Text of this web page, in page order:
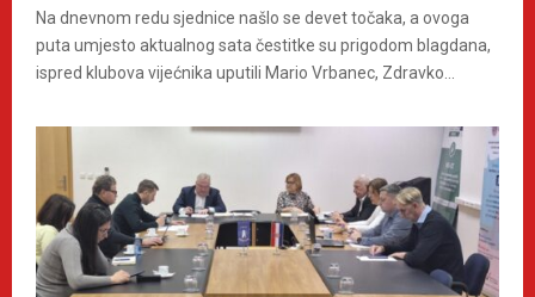
Na dnevnom redu sjednice našlo se devet točaka, a ovoga
puta umjesto aktualnog sata čestitke su prigodom blagdana,
ispred klubova vijećnika uputili Mario Vrbanec, Zdravko...